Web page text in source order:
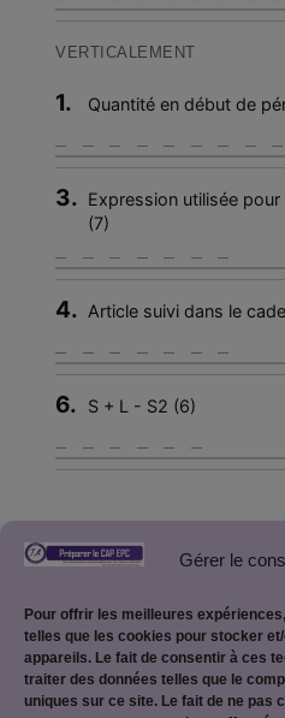
Gérer le
Pour offrir les meilleures
telles que les cookies pour stocker
appareils. Le fait de consentir à ces
traiter des données telles que le
uniques sur ce site. Le fait de ne pas
VERTICALEMENT
1. Quantité en début de
3. Expression utilisée
(7)
4. Article suivi dans le
6. S + L - S2 (6)
Retour vers la page